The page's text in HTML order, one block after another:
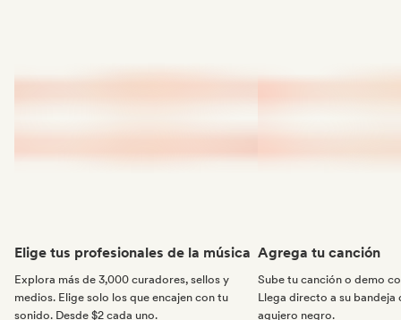
Elige tus profesionales de la música
Explora más de 3,000 curadores, sellos y
medios. Elige solo los que encajen con tu
sonido. Desde $2 cada uno.
Agrega tu canción
Sube tu canción o demo
Llega directo a su bandeja
agujero negro.